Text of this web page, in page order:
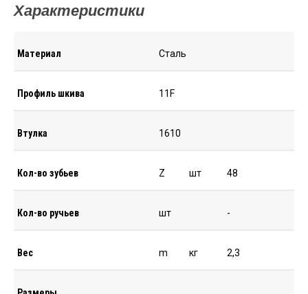
Характеристики
Материал Сталь
Профиль шкива 11F
Втулка 1610
Кол-во зубьев Z шт 48
Кол-во ручьев шт -
Вес m кг 2,3